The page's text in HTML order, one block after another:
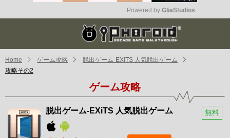
Mute
Powered by GliaStudios
Home ゲーム攻略
脱出ゲーム-EXiTS 人気脱出ゲーム
攻略その2
ゲーム攻略
脱出ゲーム-EXiTS 人気脱出ゲーム 無料